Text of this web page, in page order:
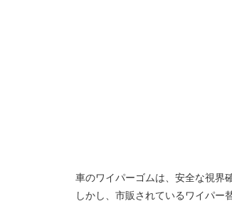
車のワイパーゴムは、安全な視界
しかし、市販されているワイパー